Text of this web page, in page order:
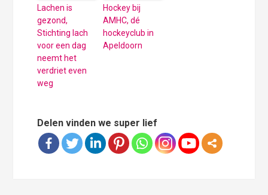
Lachen is
gezond,
Stichting lach
voor een dag
neemt het
verdriet even
weg
Hockey bij
AMHC, dé
hockeyclub in
Apeldoorn
Delen vinden we super lief